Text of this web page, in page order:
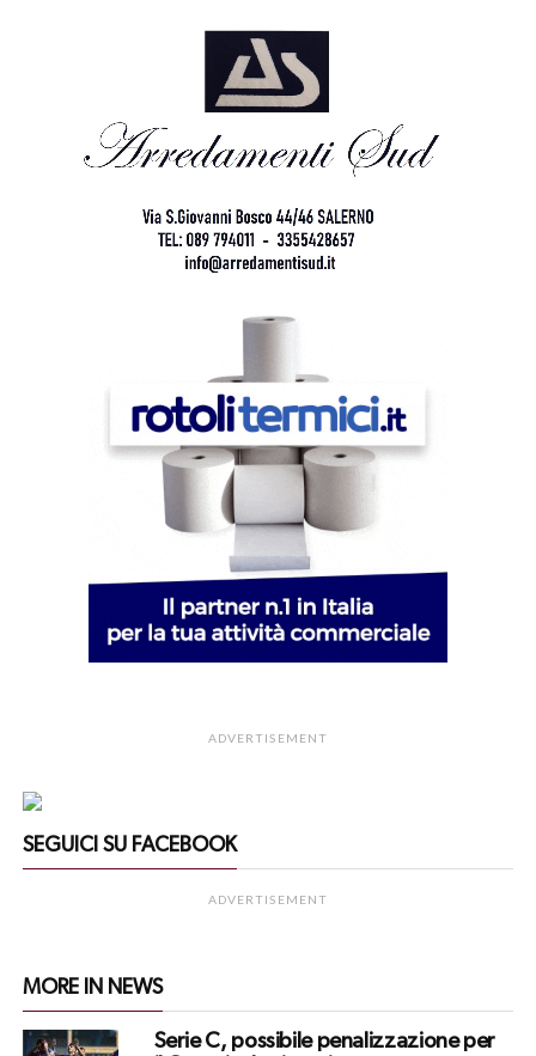
ADVERTISEMENT
SEGUICI SU FACEBOOK
ADVERTISEMENT
MORE IN NEWS
Serie C, possibile penalizzazione per